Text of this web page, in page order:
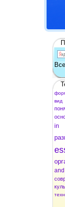
вид
in
and